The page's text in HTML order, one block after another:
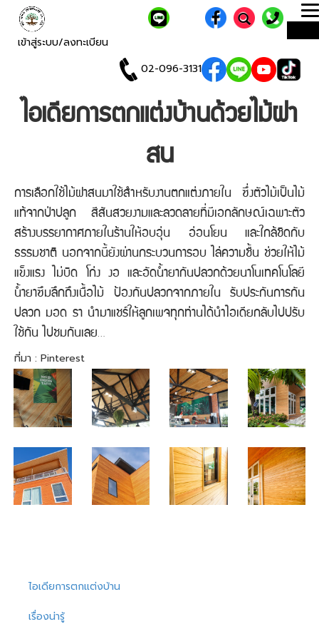
เข้าสู่ระบบ/ลงทะเบียน
02-096-3131
ไอเดียการตกแต่งบ้านด้วยไม้ฝา
สน
การเลือกใช้ไม้ฝาสนมาใช้สำหรับงานตกแต่งภายใน ซึ่งตัวไม้เป็นไม้
แท้จากป่าปลูก สีสันสวยงามและลวดลายที่มีเอกลักษณ์เฉพาะตัว
สร้างบรรยากาศภายในร้านให้อบอุ่น อ่อนโยน และใกล้ชิดกับ
ธรรมชาติ นอกจากนี้ยังผ่านกระบวนการอบ ไล่ความชื้น ช่วยให้ไม้
แข็งแรง ไม่บิด โก่ง งอ และอัดน้ำยากันปลวกด้วยนาโนเทคโนโลยี
น้ำยาซึมลึกถึงเนื้อไม้ ป้องกันปลวกจากภายใน รับประกันการกัน
ปลวก มอด รา นำมาแชร์ให้ลูกเพจทุกท่านได้นำไอเดียกลับไปปรับ
ใช้กัน ไปชมกันเลย…
ที่มา : Pinterest
ไอเดียการตกแต่งบ้าน
เรื่องน่ารู้